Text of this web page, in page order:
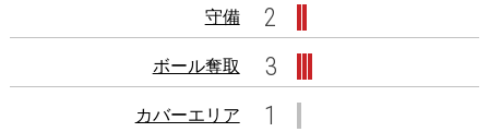
守備 2
ボール奪取 3
カバーエリア 1